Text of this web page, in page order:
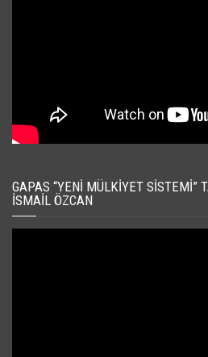
GAPAS “YENI MÜLKIYET
İSMAIL ÖZCAN